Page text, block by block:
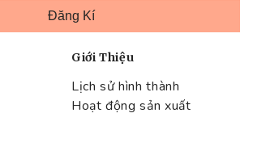
Giới Thiệu
Lịch sử hình thành
Hoạt động sản xuất